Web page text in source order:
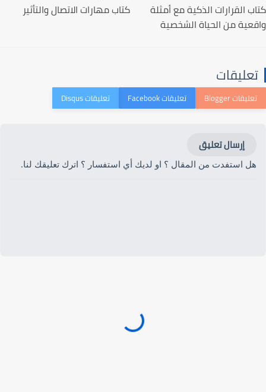
كتاب القرارات الذكية مع أمثلة
واقعية من الحياة الشخصية
كتاب مهارات الاتصال والتأثير
تعليقات
إرسال تعليق
هل استفدت من المقال ؟ او لديك أي استفسار ؟ اترك تعليقك لنا.